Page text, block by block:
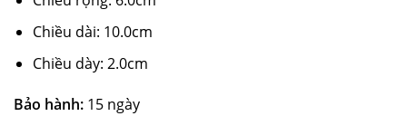
Chiều dài: 10.0cm
Chiều dày: 2.0cm
Bảo hành: 15 ngày